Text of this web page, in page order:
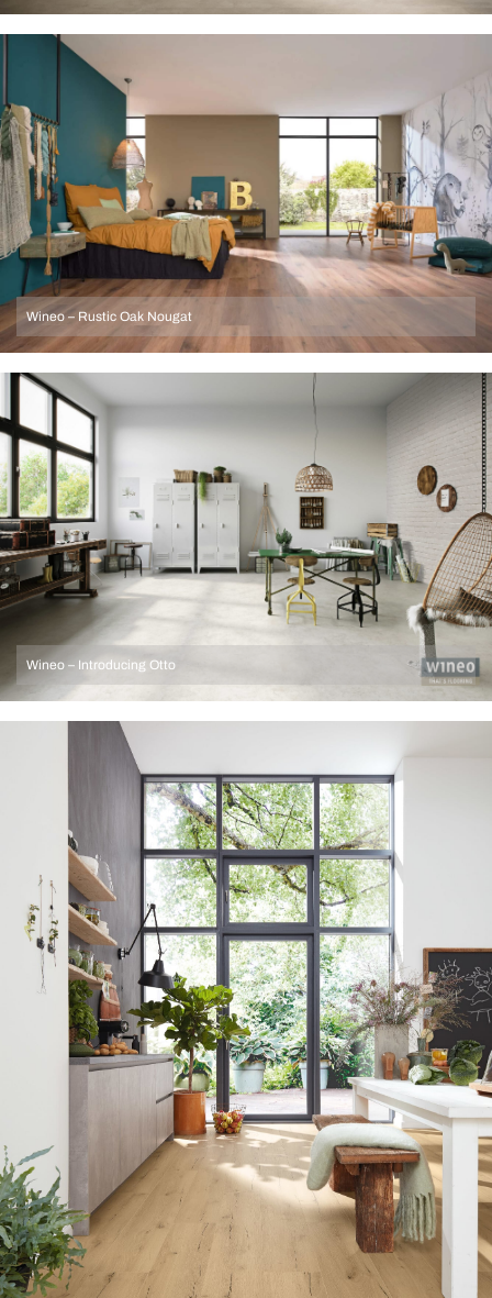
Wineo – Rustic Oak Nougat
Wineo – Introducing Otto